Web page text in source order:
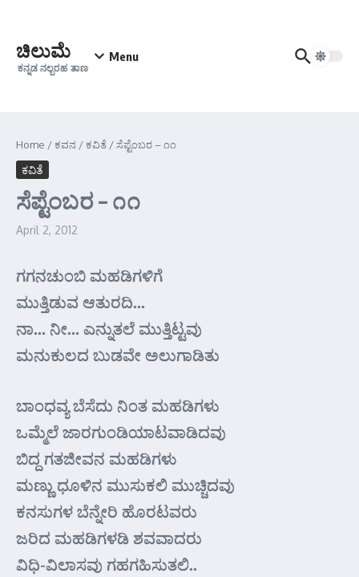
ಚಿಲುಮೆ
ಕನ್ನಡ ನಲ್ಬರಹ ತಾಣ
Menu
Home /ಕವನ /ಕವಿತೆ /ಸೆಪ್ಟೆಂಬರ – ೧೧
ಕವಿತೆ
ಸೆಪ್ಟೆಂಬರ – ೧೧
April 2, 2012
ಗಗನಚುಂಬಿ ಮಹಡಿಗಳಿಗೆ
ಮುತ್ತಿಡುವ ಆತುರದಿ…
ನಾ… ನೀ… ಎನ್ನುತಲೆ ಮುತ್ತಿಟ್ಟವು
ಮನುಕುಲದ ಬುಡವೇ ಅಲುಗಾಡಿತು
ಬಾಂಧವ್ಯ ಬೆಸೆದು ನಿಂತ ಮಹಡಿಗಳು
ಒಮ್ಮೆಲೆ ಜಾರಗುಂಡಿಯಾಟವಾಡಿದವು
ಬಿದ್ದ ಗತಜೀವನ ಮಹಡಿಗಳು
ಮಣ್ಣು ಧೂಳಿನ ಮುಸುಕಲಿ ಮುಚ್ಚಿದವು
ಕನಸುಗಳ ಬೆನ್ನೇರಿ ಹೊರಟವರು
ಜರಿದ ಮಹಡಿಗಳಡಿ ಶವವಾದರು
ವಿಧಿ-ವಿಲಾಸವು ಗಹಗಹಿಸುತಲಿ..